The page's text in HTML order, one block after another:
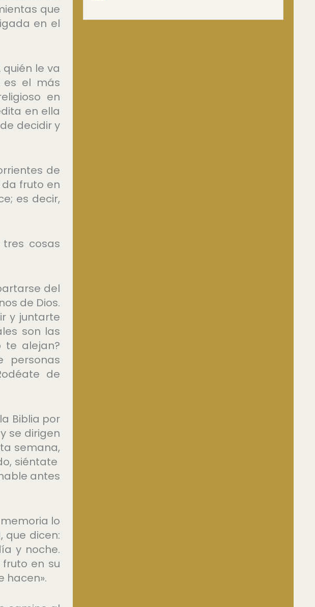
que
en el
le va
es el más
en
en ella
decidir y
de
fruto en
es decir,
cosas
del
de Dios.
y juntarte
son las
te alejan?
personas
de
Biblia por
se dirigen
semana,
siéntate
antes
lo
que dicen:
y noche.
en su
hacen».